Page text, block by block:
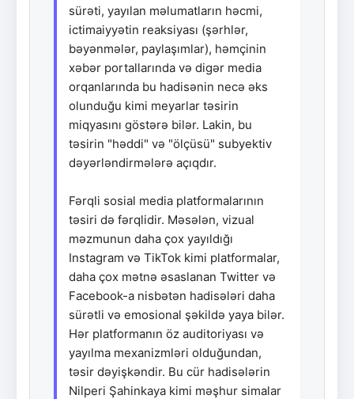
sürəti, yayılan məlumatların həcmi,
ictimaiyyətin reaksiyası (şərhlər,
bəyənmələr, paylaşımlar), həmçinin
xəbər portallarında və digər media
orqanlarında bu hadisənin necə əks
olunduğu kimi meyarlar təsirin
miqyasını göstərə bilər. Lakin, bu
təsirin "həddi" və "ölçüsü" subyektiv
dəyərləndirmələrə açıqdır.
Fərqli sosial media platformalarının
təsiri də fərqlidir. Məsələn, vizual
məzmunun daha çox yayıldığı
Instagram və TikTok kimi platformalar,
daha çox mətnə əsaslanan Twitter və
Facebook-a nisbətən hadisələri daha
sürətli və emosional şəkildə yaya bilər.
Hər platformanın öz auditoriyası və
yayılma mexanizmləri olduğundan,
təsir dəyişkəndir. Bu cür hadisələrin
Nilperi Şahinkaya kimi məşhur simalar